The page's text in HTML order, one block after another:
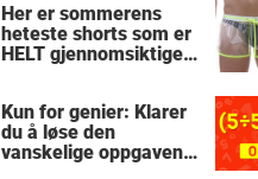
Her er sommerens
heteste shorts som er
HELT gjennomsiktige
Kun for genier: Klarer
du å løse den
vanskelige oppgaven